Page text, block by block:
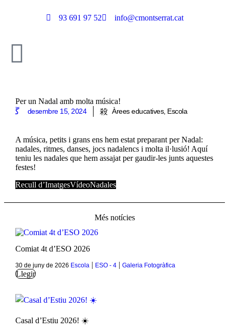
93 691 97 52 info@cmontserrat.cat
Per un Nadal amb molta música!
desembre 15, 2024 Àrees educatives, Escola
A música, petits i grans ens hem estat preparant per Nadal:
nadales, ritmes, danses, jocs nadalencs i molta il·lusió! Aquí
teniu les nadales que hem assajat per gaudir-les junts aquestes
festes!
Recull d’ImatgesVídeoNadales
Més notícies
Comiat 4t d’ESO 2026
30 de juny de 2026 Escola | ESO - 4| Galeria Fotogràfica
Llegir
Casal d’Estiu 2026! ☀️